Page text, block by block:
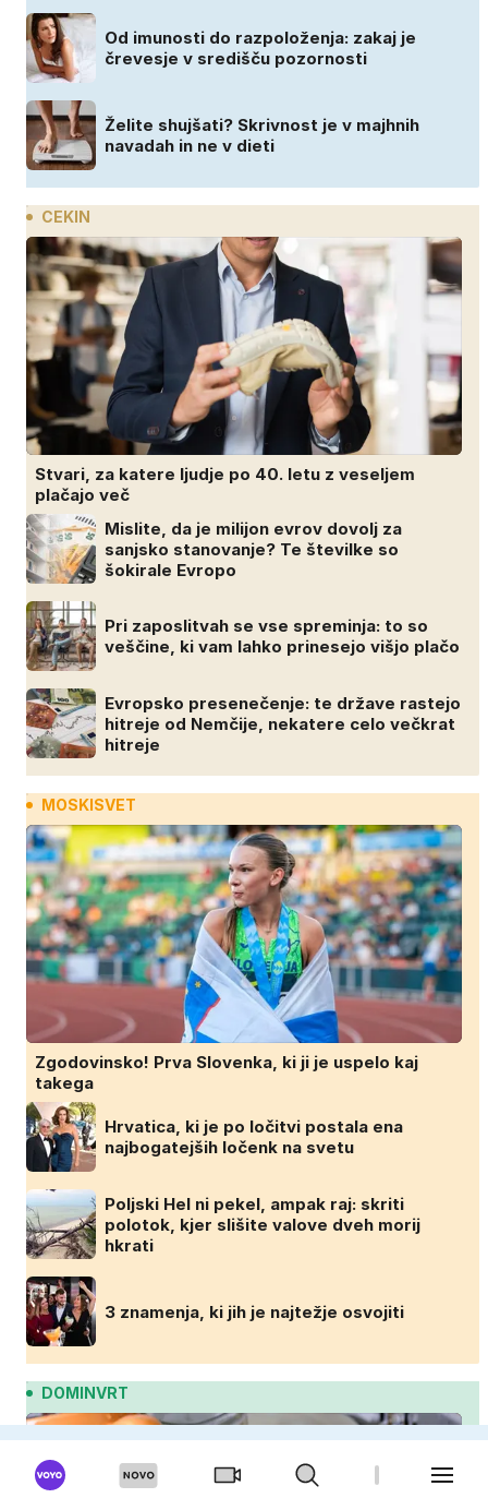
Od imunosti do razpoloženja: zakaj je
črevesje v središču pozornosti
Želite shujšati? Skrivnost je v majhnih
navadah in ne v dieti
CEKIN
Stvari, za katere ljudje po 40. letu z veseljem
plačajo več
Mislite, da je milijon evrov dovolj za
sanjsko stanovanje? Te številke so
šokirale Evropo
Pri zaposlitvah se vse spreminja: to so
veščine, ki vam lahko prinesejo višjo plačo
Evropsko presenečenje: te države rastejo
hitreje od Nemčije, nekatere celo večkrat
hitreje
MOSKISVET
Zgodovinsko! Prva Slovenka, ki ji je uspelo kaj
takega
Hrvatica, ki je po ločitvi postala ena
najbogatejših ločenk na svetu
Poljski Hel ni pekel, ampak raj: skriti
polotok, kjer slišite valove dveh morij
hkrati
3 znamenja, ki jih je najtežje osvojiti
DOMINVRT